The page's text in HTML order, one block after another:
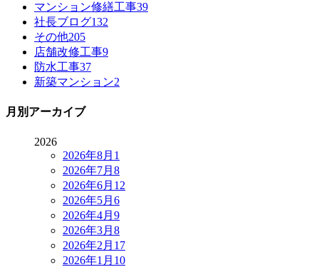
マンション修繕工事39
社長ブログ132
その他205
店舗改修工事9
防水工事37
新築マンション2
月別アーカイブ
2026
2026年8月 1
2026年7月 8
2026年6月 12
2026年5月 6
2026年4月 9
2026年3月 8
2026年2月 17
2026年1月 10